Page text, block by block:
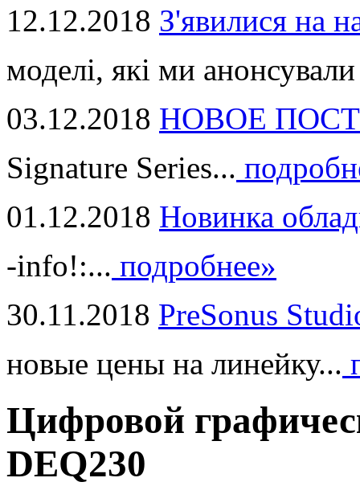
12.12.2018 З'явилися на
моделі, які ми
03.12.2018 НОВОЕ
Signature Series...
01.12.2018 Новинка
-info!:... подробнее»
30.11.2018 PreSonus
новые цены на линейку...
Цифровой
DEQ230